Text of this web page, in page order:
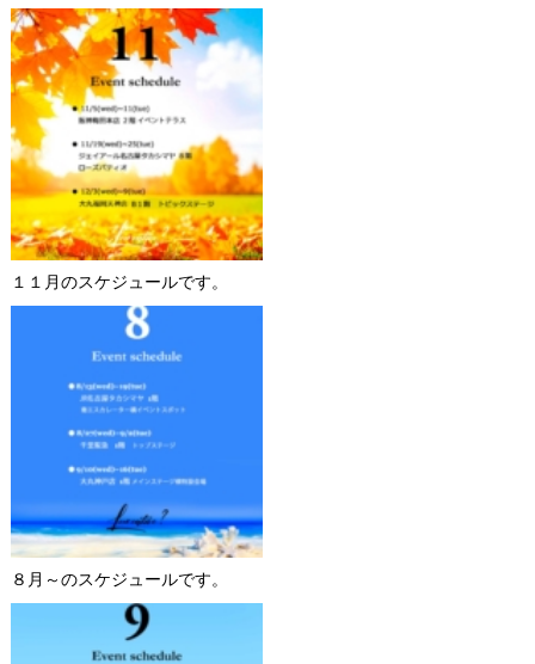
１１月のスケジュールです。
８月～のスケジュールです。